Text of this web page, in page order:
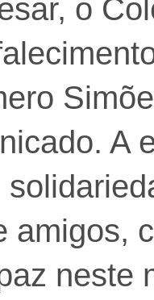
o
A
amigos,
neste